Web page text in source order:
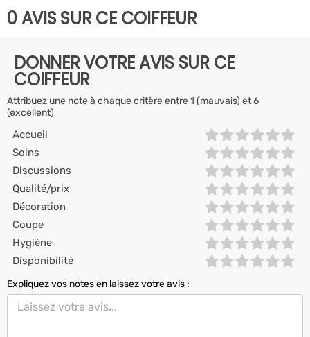
0 AVIS SUR CE COIFFEUR
DONNER VOTRE AVIS SUR CE
COIFFEUR
Attribuez une note à chaque critère entre 1 (mauvais) et 6
(excellent)
Accueil
Soins
Discussions
Qualité/prix
Décoration
Coupe
Hygiène
Disponibilité
Expliquez vos notes en laissez votre avis :